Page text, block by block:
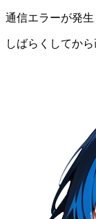
通信エラーが発生
しばらくしてか